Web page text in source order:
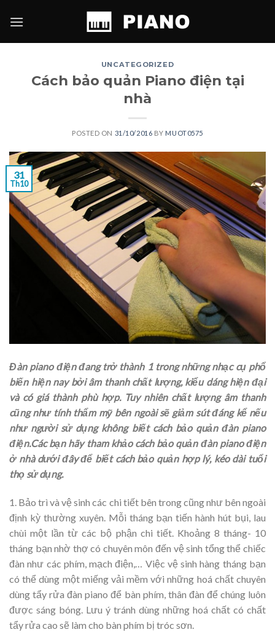
UNCATEGORIZED
Cách bảo quản Piano điện tại
nhà
POSTED ON 31/10/2016 BY MUOT0575
31
Th10
Đàn piano điện đang trở thành 1 trong những nhạc cụ phổ
biến hiện nay bởi âm thanh chất lượng, kiểu dáng hiện đại
và có giá thành phù hợp. Tuy nhiên chất lượng âm thanh
cũng như tính thẩm mỹ bên ngoài sẽ giảm sút đáng kể nếu
như người sử dụng không biết cách bảo quản đàn piano
điện.Các bạn hãy tham khảo cách bảo quản đàn piano điện
ở nhà dưới đây để biết cách bảo quản hợp lý, kéo dài tuổi
thọ sử dụng.
1. Bảo trì và vệ sinh các chi tiết bên trong cũng như bên ngoài
định kỳ thường xuyên. Mỗi tháng bạn tiến hành hút bụi, lau
chùi một lần từ các bộ phận chi tiết. Khoảng 8 tháng- 10
tháng bạn nhờ thợ có chuyên môn đến vệ sinh tổng thể chiếc
đàn như các phím, mạch điện,… Việc vệ sinh hàng tháng bạn
có thể dùng một miếng vải mềm với những hoá chất chuyên
dùng tẩy rửa đàn piano để bàn phím, thân đàn để chúng luôn
được sáng bóng. Lưu ý tránh dùng những hoá chất có chất
tẩy rửa cao sẽ làm cho bàn phím bị tróc sơn.